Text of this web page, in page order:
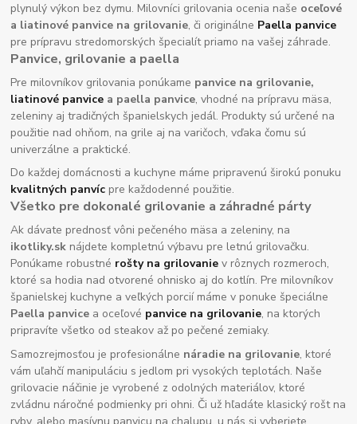
plynulý výkon bez dymu. Milovníci grilovania ocenia naše oceľové
a liatinové panvice na grilovanie, či originálne Paella panvice
pre prípravu stredomorských špecialít priamo na vašej záhrade.
Panvice, grilovanie a paella
Pre milovníkov grilovania ponúkame panvice na grilovanie,
liatinové panvice a paella panvice, vhodné na prípravu mäsa,
zeleniny aj tradičných španielskych jedál. Produkty sú určené na
použitie nad ohňom, na grile aj na varičoch, vďaka čomu sú
univerzálne a praktické.
Do každej domácnosti a kuchyne máme pripravenú širokú ponuku
kvalitných panvíc pre každodenné použitie.
Všetko pre dokonalé grilovanie a záhradné párty
Ak dávate prednosť vôni pečeného mäsa a zeleniny, na
ikotliky.sk nájdete kompletnú výbavu pre letnú grilovačku.
Ponúkame robustné rošty na grilovanie v rôznych rozmeroch,
ktoré sa hodia nad otvorené ohnisko aj do kotlín. Pre milovníkov
španielskej kuchyne a veľkých porcií máme v ponuke špeciálne
Paella panvice a oceľové panvice na grilovanie, na ktorých
pripravíte všetko od steakov až po pečené zemiaky.
Samozrejmosťou je profesionálne náradie na grilovanie, ktoré
vám uľahčí manipuláciu s jedlom pri vysokých teplotách. Naše
grilovacie náčinie je vyrobené z odolných materiálov, ktoré
zvládnu náročné podmienky pri ohni. Či už hľadáte klasický rošt na